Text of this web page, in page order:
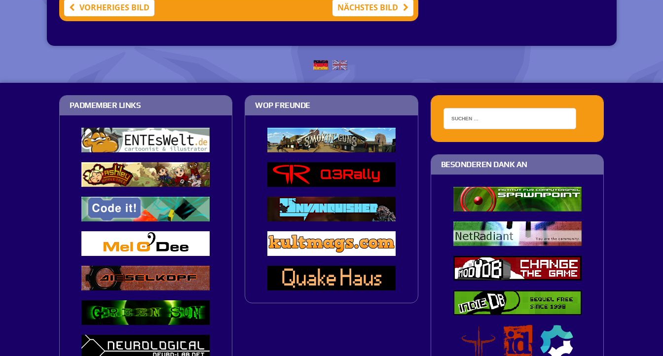
VORHERIGES BILD NÄCHSTES BILD
PADMEMBER LINKS WOP FREUNDE
BESONDEREN DANK AN